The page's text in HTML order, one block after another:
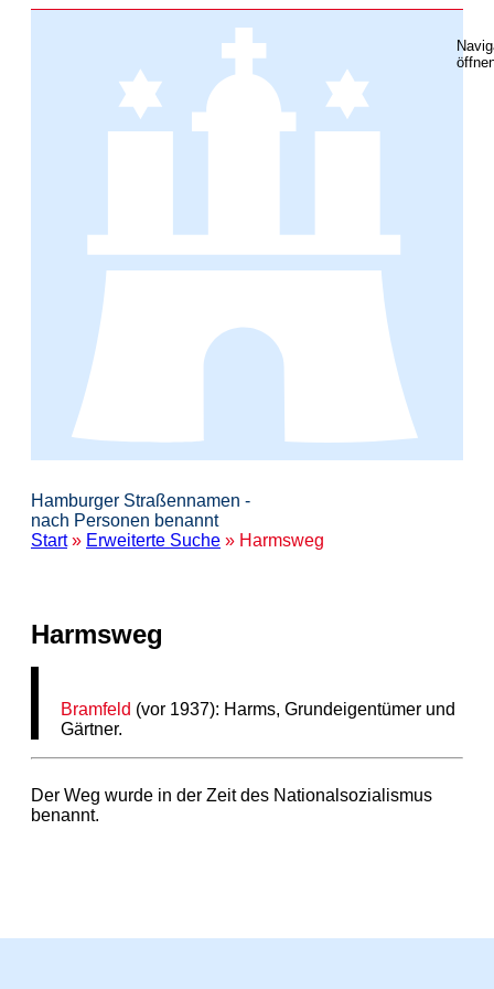
Hamburger Straßennamen -
nach Personen benannt
Start» Erweiterte Suche » Harmsweg
Harmsweg
Bramfeld (vor 1937): Harms, Grundeigentümer und
Gärtner.
Der Weg wurde in der Zeit des Nationalsozialismus
benannt.